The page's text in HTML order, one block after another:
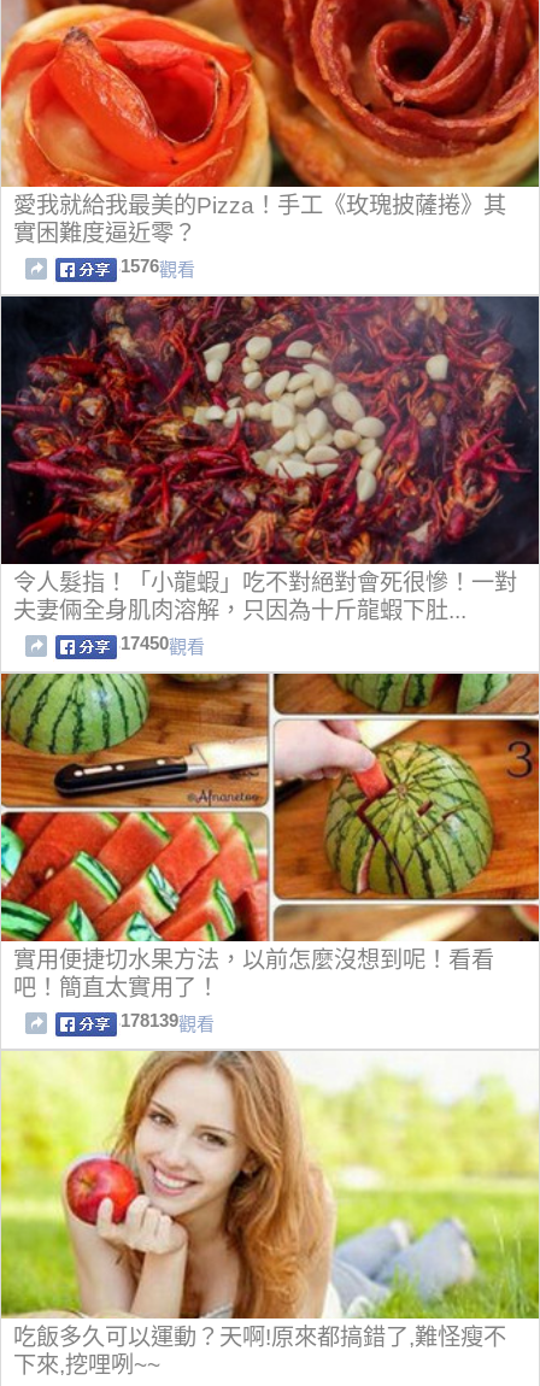
愛我就給我最美的Pizza！手工《玫瑰披薩捲》其
實困難度逼近零？
1576觀看
令人髮指！「小龍蝦」吃不對絕對會死很慘！一對
夫妻倆全身肌肉溶解，只因為十斤龍蝦下肚...
17450觀看
實用便捷切水果方法，以前怎麼沒想到呢！看看
吧！簡直太實用了！
178139觀看
吃飯多久可以運動？天啊!原來都搞錯了,難怪瘦不
下來,挖哩咧~~